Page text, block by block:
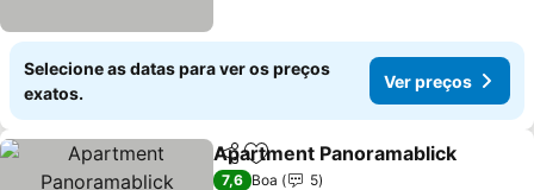
Selecione as datas para ver os preços
exatos.
Ver preços
PartilharAdicionar aos favoritos
Apartment Panoramablick
7,6 Boa
5